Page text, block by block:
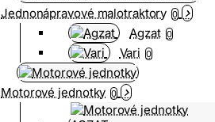
Jednonápravové malotraktory 0
Agzat 0
Vari 0
Motorové jednotky 0